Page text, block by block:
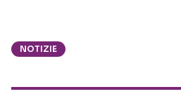
NOTIZIE